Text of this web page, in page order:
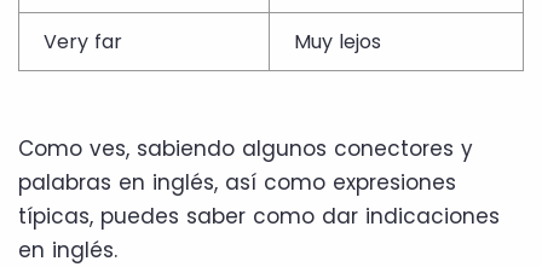
Very far Muy lejos
Como ves, sabiendo algunos conectores y
palabras en inglés, así como expresiones
típicas, puedes saber como dar indicaciones
en inglés.